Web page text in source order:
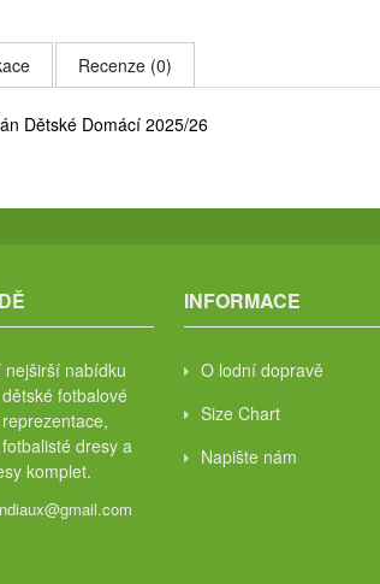
Recenze (0)
Dětské Domácí 2025/26
nabídku
fotbalové
dresy a
komplet.
INFORMACE
O lodní dopravě
Size Chart
Napište nám